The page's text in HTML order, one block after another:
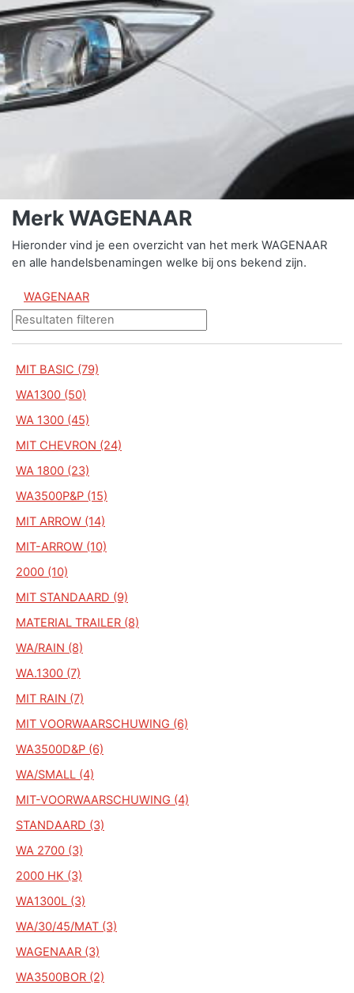
Merk WAGENAAR
Hieronder vind je een overzicht van het merk WAGENAAR
en alle handelsbenamingen welke bij ons bekend zijn.
WAGENAAR
MIT BASIC (79)
WA1300 (50)
WA 1300 (45)
MIT CHEVRON (24)
WA 1800 (23)
WA3500P&P (15)
MIT ARROW (14)
MIT-ARROW (10)
2000 (10)
MIT STANDAARD (9)
MATERIAL TRAILER (8)
WA/RAIN (8)
WA.1300 (7)
MIT RAIN (7)
MIT VOORWAARSCHUWING (6)
WA3500D&P (6)
WA/SMALL (4)
MIT-VOORWAARSCHUWING (4)
STANDAARD (3)
WA 2700 (3)
2000 HK (3)
WA1300L (3)
WA/30/45/MAT (3)
WAGENAAR (3)
WA3500BOR (2)